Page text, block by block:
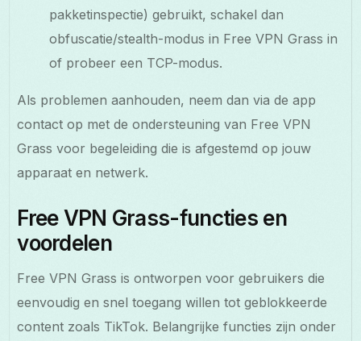
pakketinspectie) gebruikt, schakel dan
obfuscatie/stealth-modus in Free VPN Grass in
of probeer een TCP-modus.
Als problemen aanhouden, neem dan via de app
contact op met de ondersteuning van Free VPN
Grass voor begeleiding die is afgestemd op jouw
apparaat en netwerk.
Free VPN Grass-functies en
voordelen
Free VPN Grass is ontworpen voor gebruikers die
eenvoudig en snel toegang willen tot geblokkeerde
content zoals TikTok. Belangrijke functies zijn onder